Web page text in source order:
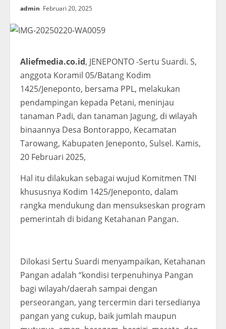
admin Februari 20, 2025
Aliefmedia.co.id, JENEPONTO -Sertu Suardi. S,
anggota Koramil 05/Batang Kodim
1425/Jeneponto, bersama PPL, melakukan
pendampingan kepada Petani, meninjau
tanaman Padi, dan tanaman Jagung, di wilayah
binaannya Desa Bontorappo, Kecamatan
Tarowang, Kabupaten Jeneponto, Sulsel. Kamis,
20 Februari 2025,
Hal itu dilakukan sebagai wujud Komitmen TNI
khususnya Kodim 1425/Jeneponto, dalam
rangka mendukung dan mensukseskan program
pemerintah di bidang Ketahanan Pangan.
Dilokasi Sertu Suardi menyampaikan, Ketahanan
Pangan adalah “kondisi terpenuhinya Pangan
bagi wilayah/daerah sampai dengan
perseorangan, yang tercermin dari tersedianya
pangan yang cukup, baik jumlah maupun